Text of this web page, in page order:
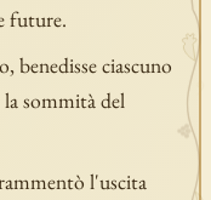
future.
benedisse ciascuno
sommità del
l'uscita